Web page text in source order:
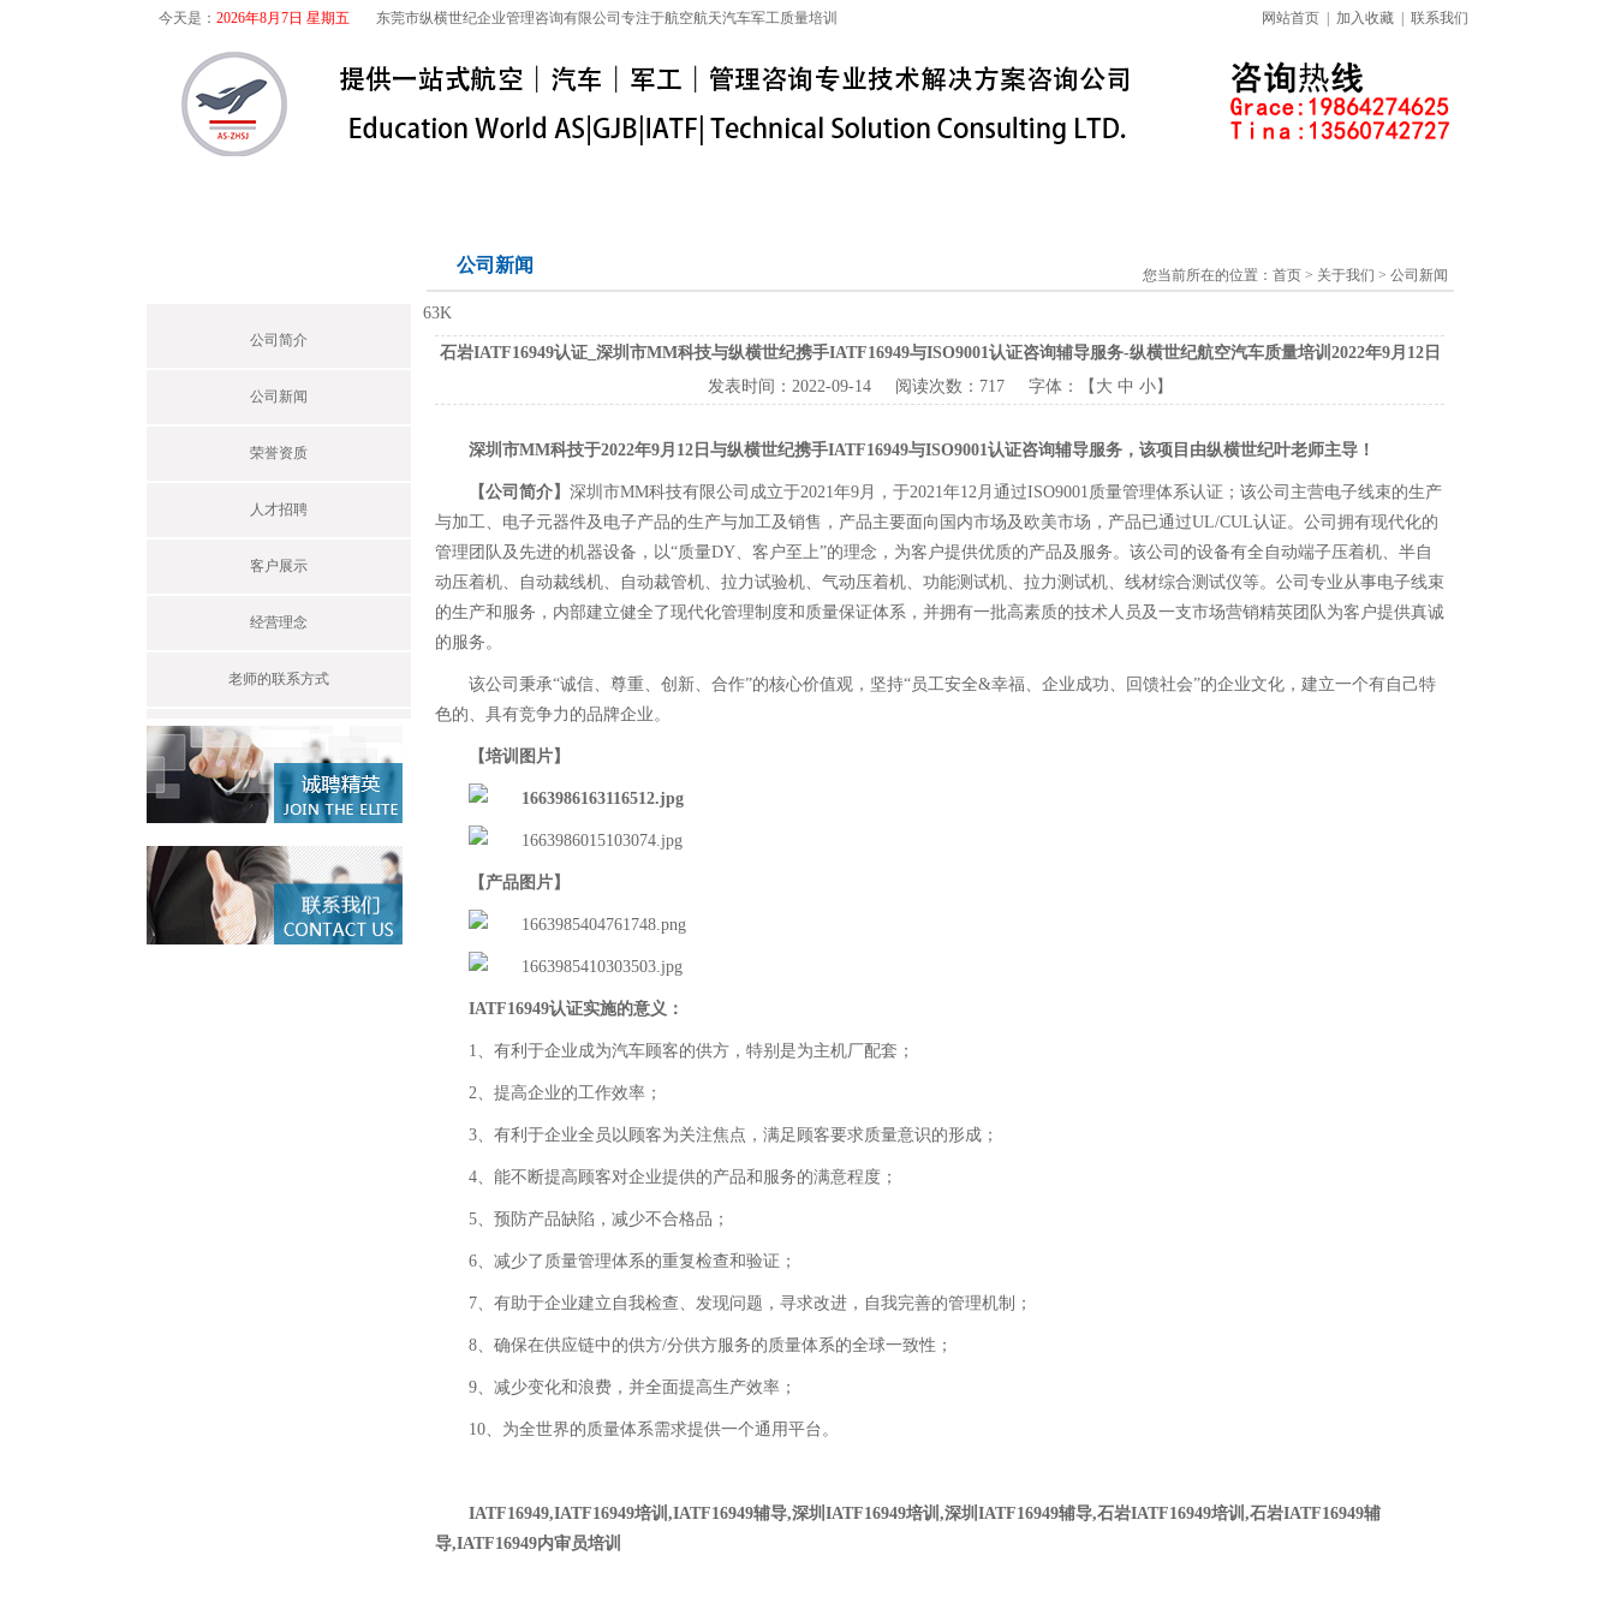
今天是： 2026年8月7日 星期五 东莞市纵横世纪企业管理咨询有限公司专注于航空航天汽车军工质量培训 网站首页 加入收藏 联系我们
公司简介
公司新闻
荣誉资质
人才招聘
客户展示
经营理念
老师的联系方式
公司新闻 您当前所在的位置： 首页> 关于我们 > 公司新闻
63K
石岩IATF16949认证_深圳市MM科技与纵横世纪携手IATF16949与ISO9001认证咨询辅导服务-纵横世纪航空汽车质量培训2022年9月12日
发表时间： 2022-09-14阅读次数： 717 字体：【 大 中 小】
深圳市MM科技于2022年9月12日与纵横世纪携手IATF16949与ISO9001认证咨询辅导服务，该项目由纵横世纪叶老师主导！
【公司简介】 深圳市MM科技有限公司成立于2021年9月，于2021年12月通过ISO9001质量管理体系认证；该公司主营电子线束的生产
与加工、电子元器件及电子产品的生产与加工及销售，产品主要面向国内市场及欧美市场，产品已通过UL/CUL认证。公司拥有现代化的
管理团队及先进的机器设备，以“质量DY、客户至上”的理念，为客户提供优质的产品及服务。该公司的设备有全自动端子压着机、半自
动压着机、自动裁线机、自动裁管机、拉力试验机、气动压着机、功能测试机、拉力测试机、线材综合测试仪等。公司专业从事电子线束
的生产和服务，内部建立健全了现代化管理制度和质量保证体系，并拥有一批高素质的技术人员及一支市场营销精英团队为客户提供真诚
的服务。
该公司秉承“诚信、尊重、创新、合作”的核心价值观，坚持“员工安全&幸福、企业成功、回馈社会”的企业文化，建立一个有自己特
色的、具有竞争力的品牌企业。
【培训图片】
【产品图片】
IATF16949认证实施的意义：
1、有利于企业成为汽车顾客的供方，特别是为主机厂配套；
2、提高企业的工作效率；
3、有利于企业全员以顾客为关注焦点，满足顾客要求质量意识的形成；
4、能不断提高顾客对企业提供的产品和服务的满意程度；
5、预防产品缺陷，减少不合格品；
6、减少了质量管理体系的重复检查和验证；
7、有助于企业建立自我检查、发现问题，寻求改进，自我完善的管理机制；
8、确保在供应链中的供方/分供方服务的质量体系的全球一致性；
9、减少变化和浪费，并全面提高生产效率；
10、为全世界的质量体系需求提供一个通用平台。
IATF16949,IATF16949培训,IATF16949辅导,深圳IATF16949培训,深圳IATF16949辅导,石岩IATF16949培训,石岩IATF16949辅
导,IATF16949内审员培训